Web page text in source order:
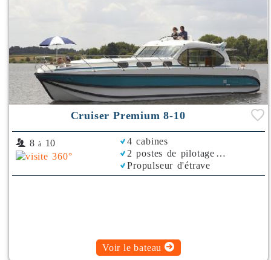
Cruiser Premium 8-10
8 à 10
4 cabines
2 postes de pilotage
Propulseur d'étrave
Voir le bateau